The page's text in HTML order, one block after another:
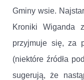
Gminy wsie.
Kroniki Wiganda
przyjmuje się, za
(niektóre źródła
sugerują, że